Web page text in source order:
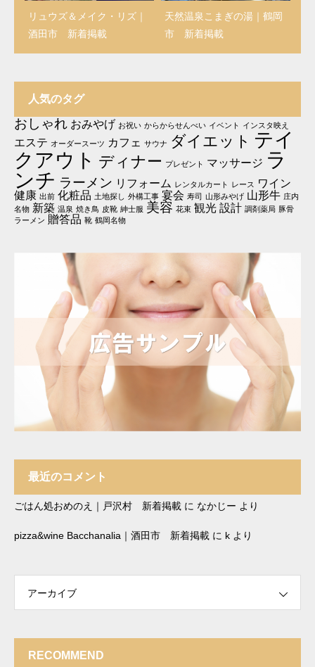
リュウズ＆メイク・リズ｜
酒田市 新着掲載
天然温泉こまぎの湯｜鶴岡
市 新着掲載
人気のタグ
おしゃれ おみやげ お祝い からからせんべい イベント インスタ映え
エステ オーダースーツ カフェ サウナ ダイエット テイ
クアウト ディナー プレゼント マッサージ ラ
ンチ ラーメン リフォーム レンタルカート レース
ワイン
健康 出前 化粧品 土地探し 外構工事 宴会 寿司 山形みやげ 山形牛 庄内
名物 新築 温泉 焼き鳥 皮靴 紳士服 美容 花束 観光 設計 調剤薬局 豚骨
ラーメン 贈答品 靴 鶴岡名物
最近のコメント
ごはん処おめのえ｜戸沢村 新着掲載 に なかじー より
pizza&wine Bacchanalia｜酒田市 新着掲載 に k より
アーカイブ
RECOMMEND